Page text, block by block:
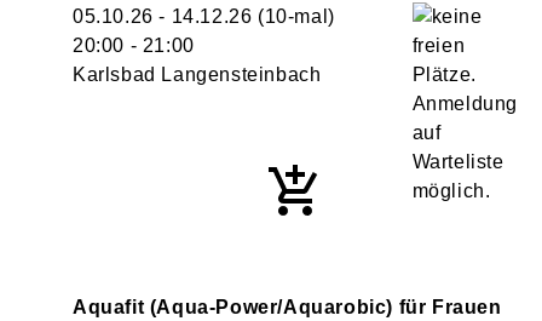
05.10.26 - 14.12.26 (10-mal)
20:00 - 21:00
Karlsbad Langensteinbach
Aquafit (Aqua-Power/Aquarobic) für Frauen